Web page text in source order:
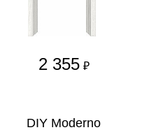
2 355 ₽
DIY Moderno